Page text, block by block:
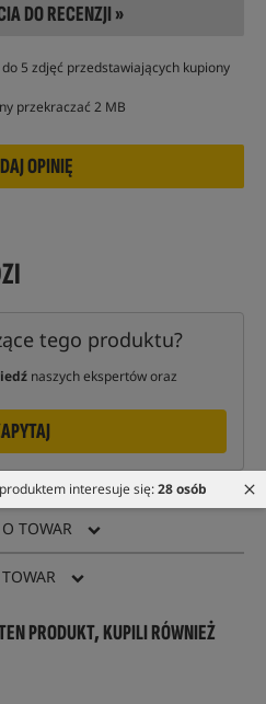
interesuje się:28 osób
DO RECENZJI »
5 zdjęć przedstawiających kupiony
przekraczać 2 MB
tego produktu?
naszych ekspertów oraz
TOWAR
PRODUKT, KUPILI RÓWNIEŻ